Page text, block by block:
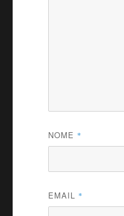
NOME *
EMAIL *